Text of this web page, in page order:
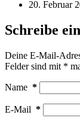
20. Februar
Schreibe
Deine E-Mail-
Felder sind mit *
Name *
E-Mail *